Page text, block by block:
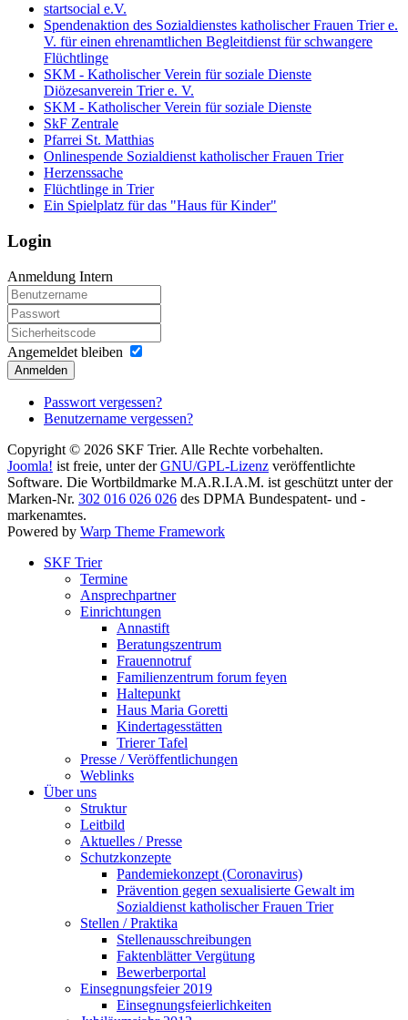
startsocial e.V.
Spendenaktion des Sozialdienstes katholischer Frauen Trier e.
V. für einen ehrenamtlichen Begleitdienst für schwangere
Flüchtlinge
SKM - Katholischer Verein für soziale Dienste
Diözesanverein Trier e. V.
SKM - Katholischer Verein für soziale Dienste
SkF Zentrale
Pfarrei St. Matthias
Onlinespende Sozialdienst katholischer Frauen Trier
Herzenssache
Flüchtlinge in Trier
Ein Spielplatz für das "Haus für Kinder"
Login
Anmeldung Intern
Angemeldet bleiben
Anmelden
Passwort vergessen?
Benutzername vergessen?
Copyright © 2026 SKF Trier. Alle Rechte vorbehalten.
Joomla! ist freie, unter derGNU/GPL-Lizenz veröffentlichte
Software. Die Wortbildmarke M.A.R.I.A.M. ist geschützt unter der
Marken-Nr. 302 016 026 026 des DPMA Bundespatent- und -
markenamtes.
Powered by Warp Theme Framework
SKF Trier
Termine
Ansprechpartner
Einrichtungen
Annastift
Beratungszentrum
Frauennotruf
Familienzentrum forum feyen
Haltepunkt
Haus Maria Goretti
Kindertagesstätten
Trierer Tafel
Presse / Veröffentlichungen
Weblinks
Über uns
Struktur
Leitbild
Aktuelles / Presse
Schutzkonzepte
Pandemiekonzept (Coronavirus)
Prävention gegen sexualisierte Gewalt im
Sozialdienst katholischer Frauen Trier
Stellen / Praktika
Stellenausschreibungen
Faktenblätter Vergütung
Bewerberportal
Einsegnungsfeier 2019
Einsegnungsfeierlichkeiten